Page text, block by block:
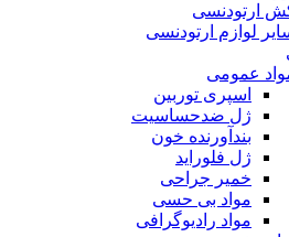
ارتودنسی
لوازم ارتودنسی
عمومی
اسپری توربین
ژل ضدحساسیت
بندآورنده خون
ژل فلوراید
خمیر جراحی
مواد بی حسی
مواد رادیوگرافی